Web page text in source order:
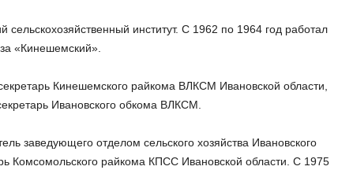
сельскохозяйственный институт. С 1962 по 1964 год работал
«Кинешемский».
Кинешемского райкома ВЛКСМ Ивановской области,
Ивановского обкома ВЛКСМ.
заведующего отделом сельского хозяйства Ивановского
Комсомольского райкома КПСС Ивановской области. С 1975